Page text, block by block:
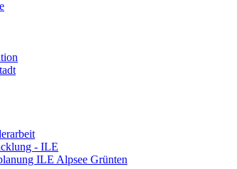
- ILE
ILE Alpsee Grünten